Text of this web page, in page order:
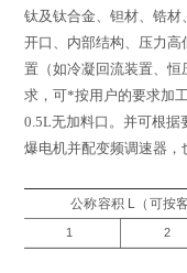
钛及钛合金、钽材、锆
开口、内部结构、压力
置（如冷凝回流装置、
求，可*按用户的要求加
0.5L无加料口。并可根据
爆电机并配变频调速器，
公称容积 L（可按
1 2